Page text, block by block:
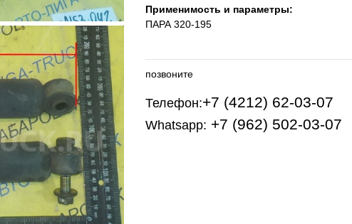
Применимость и параметры:
ПАРА 320-195
позвоните
Телефон:+7 (4212) 62-03-07
Whatsapp: +7 (962) 502-03-07